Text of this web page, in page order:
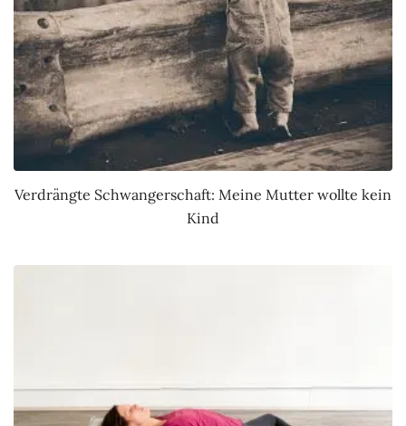
Verdrängte Schwangerschaft: Meine Mutter wollte kein
Kind